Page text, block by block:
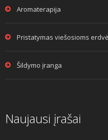
Aromaterapija
Pristatymas viešosioms
Šildymo įranga
Naujausi įrašai